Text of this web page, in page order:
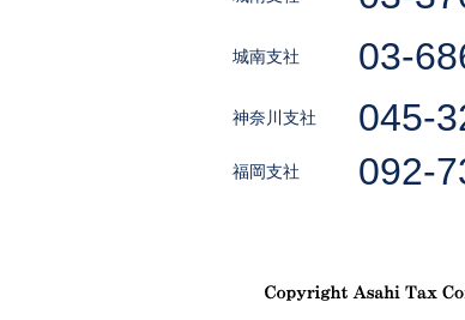
城南支社 03-
神奈川支社 045-
福岡支社 092-